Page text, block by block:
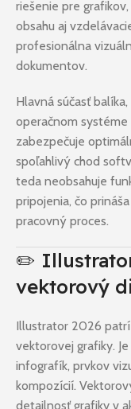
riešenie pre
obsahu aj
profesionálna
dokumentov.
Hlavná súčasť
operačnom systéme
zabezpečuje
spoľahlivý chod
teda neobsahuje
pripojenia, čo
pracovný proces.
✏️
vektorový
Illustrator 2026
vektorovej grafiky.
infografík, prvkov
kompozícií.
detailnosť grafiky v